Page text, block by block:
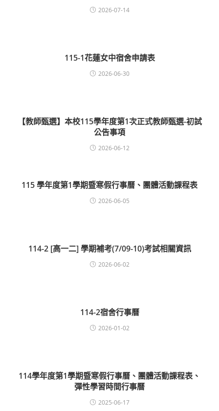
2026-07-14
115-1花蓮女中宿舍申請表
2026-06-30
【教師甄選】本校115學年度第1次正式教師甄選-初試
公告事項
2026-06-12
115 學年度第1學期暨寒假行事曆、團體活動課程表
2026-06-05
114-2 [高一二] 學期補考(7/09-10)考試相關資訊
2026-06-02
114-2宿舍行事曆
2026-01-02
114學年度第1學期暨寒假行事曆、團體活動課程表、
彈性學習時間行事曆
2025-06-17